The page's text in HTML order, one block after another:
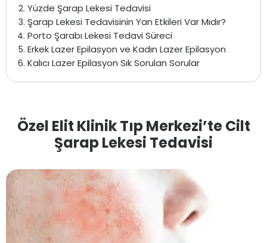
Yüzde Şarap Lekesi Tedavisi
Şarap Lekesi Tedavisinin Yan Etkileri Var Mıdır?
Porto Şarabı Lekesi Tedavi Süreci
Erkek Lazer Epilasyon ve Kadın Lazer Epilasyon
Kalıcı Lazer Epilasyon Sık Sorulan Sorular
Özel Elit Klinik Tıp Merkezi’te Cilt
Şarap Lekesi Tedavisi